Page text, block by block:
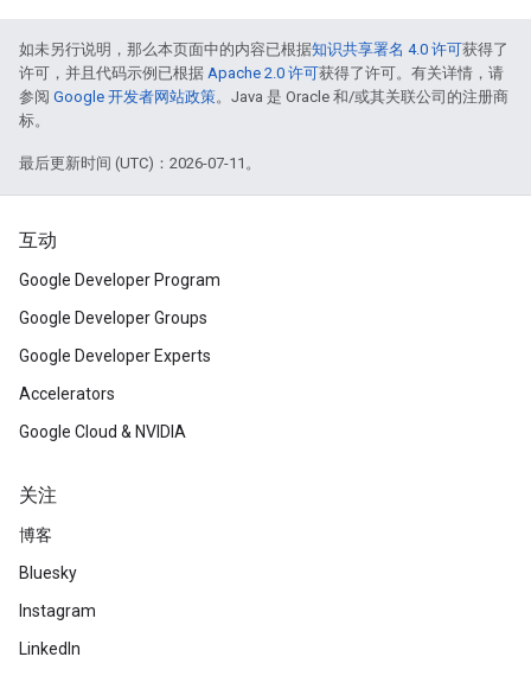
如未另行说明，那么本页面中的内容已根据知识共享署名 4.0 许可获得了
许可，并且代码示例已根据 Apache 2.0 许可获得了许可。有关详情，请
参阅 Google 开发者网站政策。Java 是 Oracle 和/或其关联公司的注册商
标。
最后更新时间 (UTC)：2026-07-11。
互动
Google Developer Program
Google Developer Groups
Google Developer Experts
Accelerators
Google Cloud & NVIDIA
关注
博客
Bluesky
Instagram
LinkedIn